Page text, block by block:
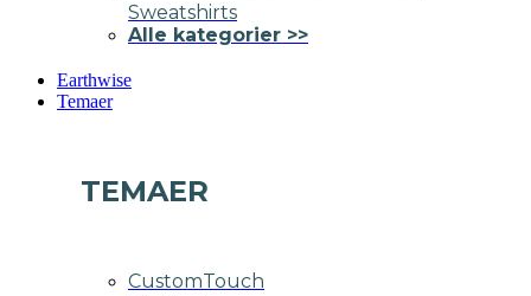
Sweatshirts
Alle kategorier >>
Earthwise
Temaer
TEMAER
CustomTouch